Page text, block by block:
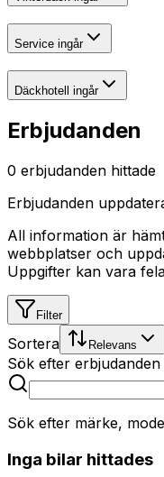
Service ingår
Däckhotell ingår
Erbjudanden
0 erbjudanden hittade
Erbjudanden
All information är
webbplatser och
Uppgifter kan vara
Filter
Sortera Relevans
Sök efter erbjudanden
Sök efter märke,
Inga bilar hittades